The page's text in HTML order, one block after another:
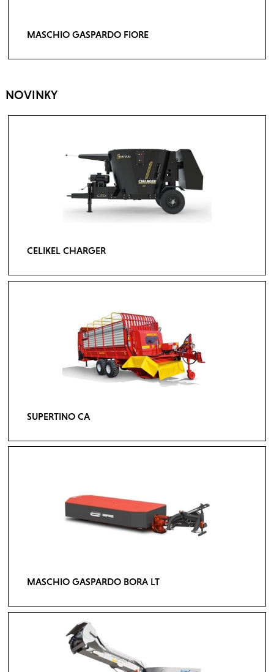
MASCHIO GASPARDO FIORE
NOVINKY
CELIKEL CHARGER
SUPERTINO CA
MASCHIO GASPARDO BORA LT